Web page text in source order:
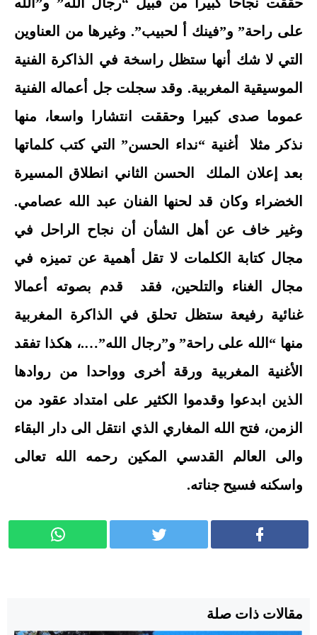
على راحة” و”فينك أ لحبيب”. وغيرها من العناوين
التي لا شك أنها ستظل راسخة في الذاكرة الفنية
الموسيقية المغربية. وقد سجلت جل أعماله الفنية
عموما صدى كبيرا وحققت انتشارا واسعا، منها
نذكر مثلا أغنية “نداء الحسن” التي كتب كلماتها
بعد إعلان الملك الحسن الثاني انطلاق المسيرة
الخضراء وكان قد لحنها الفنان عبد الله عصامي.
وغير خاف عن أهل الشأن أن نجاح الراحل في
مجال كتابة الكلمات لا تقل أهمية عن تميزه في
مجال الغناء والتلحين، فقد قدم بصوته أعمالا
غنائية رفيعة ستظل تحلق في الذاكرة المغربية
منها “الله على راحة” و”رجال الله”….، هكذا تفقد
الأغنية المغربية ورقة أخرى وواحدا من روادها
الذين ابدعوا وقدموا الكثير على امتداد عقود من
الزمن، فتح الله المغاري الذي انتقل الى دار البقاء
والى العالم القدسي المكين رحمه الله تعالى
واسكنه فسيح جناته.
مقالات ذات صلة